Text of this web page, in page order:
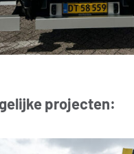
projecten: